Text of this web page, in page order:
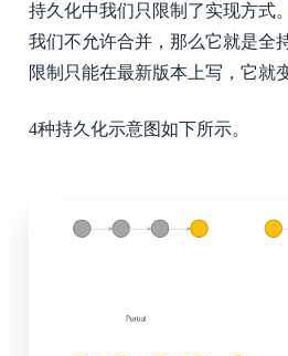
持久化中我们只限制了实现方式
我们不允许合并，那么它就是全
限制只能在最新版本上写，它就
4种持久化示意图如下所示。